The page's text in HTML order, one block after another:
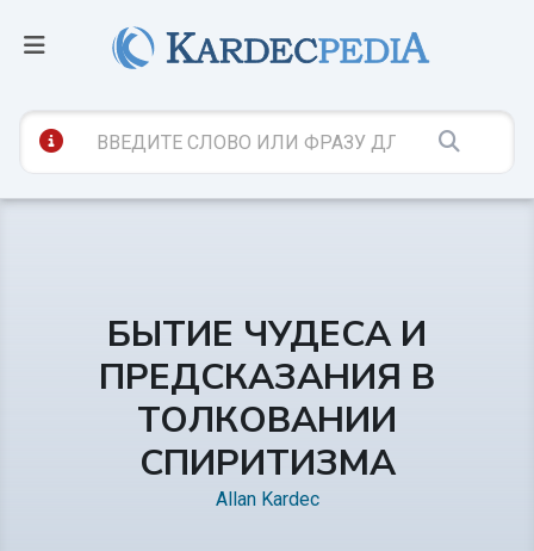
БЫТИЕ ЧУДЕСА И
ПРЕДСКАЗАНИЯ В
ТОЛКОВАНИИ
СПИРИТИЗМА
Allan Kardec